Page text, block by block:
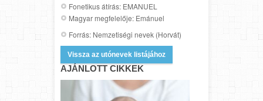
Fonetikus átírás: EMANUEL
Magyar megfelelője: Emánuel
Forrás: Nemzetiségi nevek (Horvát)
Vissza az utónevek listájához
AJÁNLOTT CIKKEK